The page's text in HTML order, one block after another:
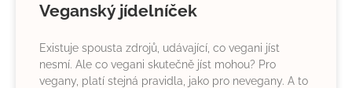
Veganský jídelníček
Existuje spousta zdrojů, udávající, co vegani jíst
nesmí. Ale co vegani skutečně jíst mohou? Pro
vegany, platí stejná pravidla, jako pro nevegany. A to